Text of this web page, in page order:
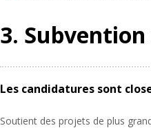
3.
Les candidatures sont
Soutient des projets de plus